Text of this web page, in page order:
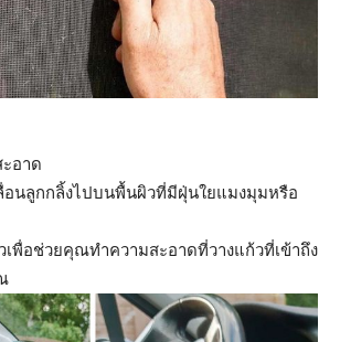
อาด
อนลูกกลิ้งไปบนพื้นผิวที่มีฝุ่นใยแมงมุมหรือ
เพื่อช่วยคุณทำความสะอาดที่วางแก้วที่เข้าถึง